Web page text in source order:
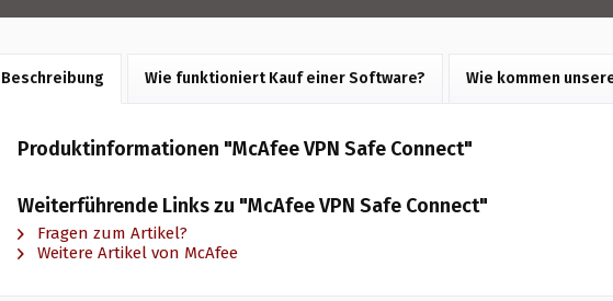
Beschreibung Wie funktioniert Kauf einer Software? Wie kommen
Produktinformationen "McAfee VPN Safe Connect"
Weiterführende Links zu "McAfee VPN Safe Connect"
Fragen zum Artikel?
Weitere Artikel von McAfee